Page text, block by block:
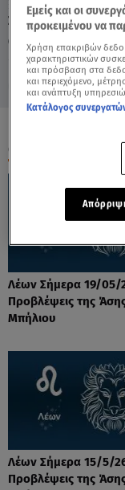
Σάββατο 8
28.08.25, 12:01 ΖΩΔΙΑ
ΟΛΑ ΤΑ ΒΙΝΤΕΟ
Λέων Σήμερα 19/05/
Προβλέψεις της
Μπήλιου
Λέων Σήμερα 15/5/
Προβλέψεις της
Εμείς και οι
προκειμένου να
Χρήση επακριβών
χαρακτηριστικών
και πρόσβαση στα
και περιεχόμενο,
και ανάπτυξη
Κατάλογος